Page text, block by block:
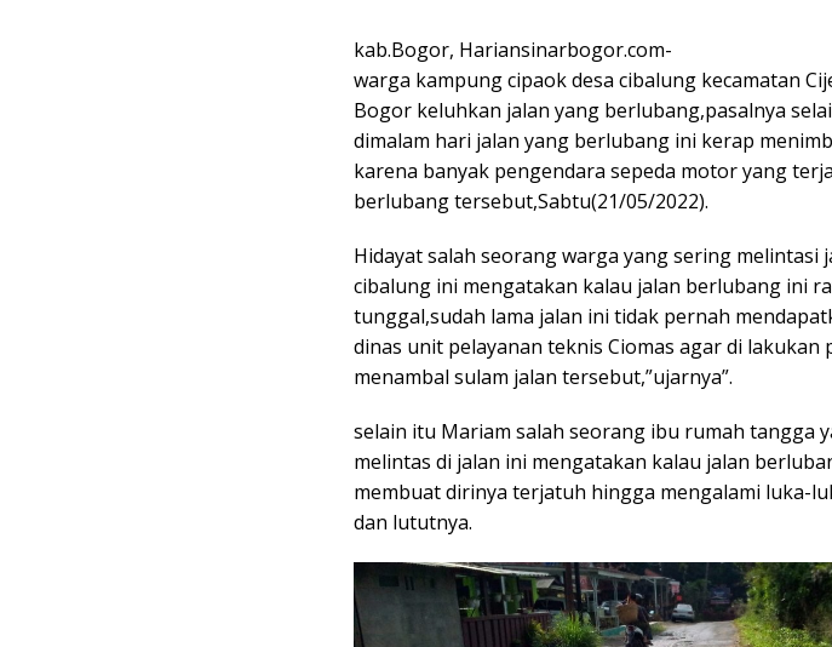
kab.Bogor, Hariansinarbogor.com-
warga kampung cipaok desa cibalung kecamatan
Bogor keluhkan jalan yang berlubang,pasalnya
dimalam hari jalan yang berlubang ini kerap
karena banyak pengendara sepeda motor yang
berlubang tersebut,Sabtu(21/05/2022).
Hidayat salah seorang warga yang sering melintasi
cibalung ini mengatakan kalau jalan berlubang ini
tunggal,sudah lama jalan ini tidak pernah
dinas unit pelayanan teknis Ciomas agar di lakukan
menambal sulam jalan tersebut,”ujarnya”.
selain itu Mariam salah seorang ibu rumah tangga
melintas di jalan ini mengatakan kalau jalan
membuat dirinya terjatuh hingga mengalami luka-
dan lututnya.